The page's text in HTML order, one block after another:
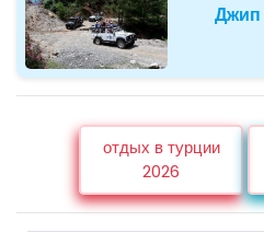
Джип
отдых в турции
2026